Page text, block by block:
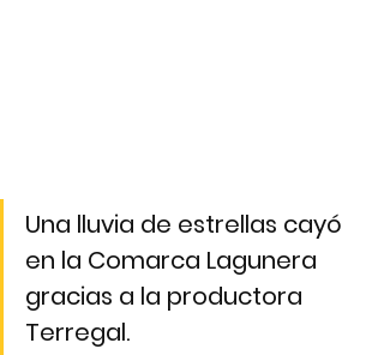
Una lluvia de estrellas cayó
en la Comarca Lagunera
gracias a la productora
Terregal.